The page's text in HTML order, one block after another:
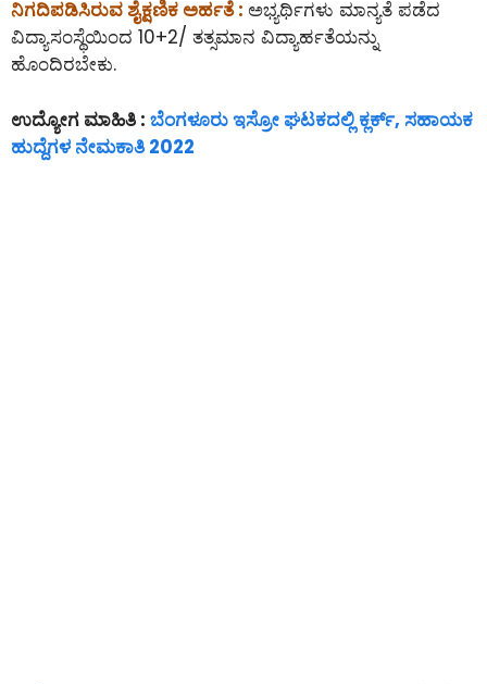
ನಿಗದಿಪಡಿಸಿರುವ ಶೈಕ್ಷಣಿಕ ಅರ್ಹತೆ : ಅಭ್ಯರ್ಥಿಗಳು ಮಾನ್ಯತೆ ಪಡೆದ
ವಿದ್ಯಾಸಂಸ್ಥೆಯಿಂದ 10+2/ ತತ್ಸಮಾನ ವಿದ್ಯಾರ್ಹತೆಯನ್ನು
ಹೊಂದಿರಬೇಕು.
ಉದ್ಯೋಗ ಮಾಹಿತಿ : ಬೆಂಗಳೂರು ಇಸ್ರೋ ಘಟಕದಲ್ಲಿ ಕ್ಲರ್ಕ್, ಸಹಾಯಕ
ಹುದ್ದೆಗಳ ನೇಮಕಾತಿ 2022